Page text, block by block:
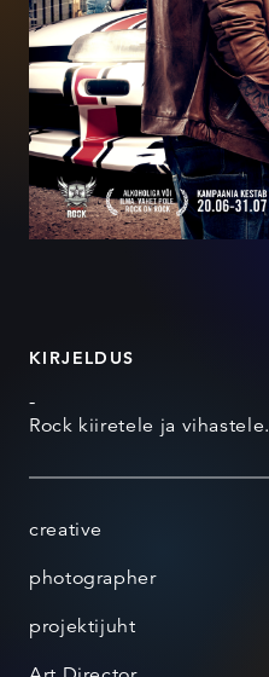
KIRJELDUS
-
Rock kiiretele ja vihastele.
creative
photographer
projektijuht